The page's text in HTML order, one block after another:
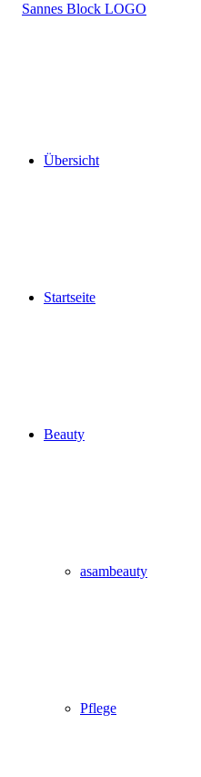
LOGO
Übersicht
Startseite
Beauty
asambeauty
Pflege